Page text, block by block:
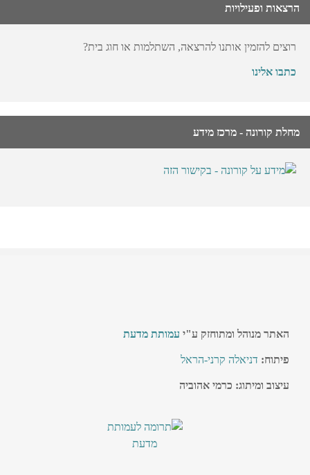
הרצאות ופעילויות
רוצים להזמין אותנו להרצאה, השתלמות או חוג בית?
כתבו אלינו
מחלת קורונה - מרכז מידע
האתר מנוהל ומתוחזק ע"י עמותת מדעת
פיתוח: דניאלה קרני-הראל
עיצוב ומיתוג: כרמי אהוביה